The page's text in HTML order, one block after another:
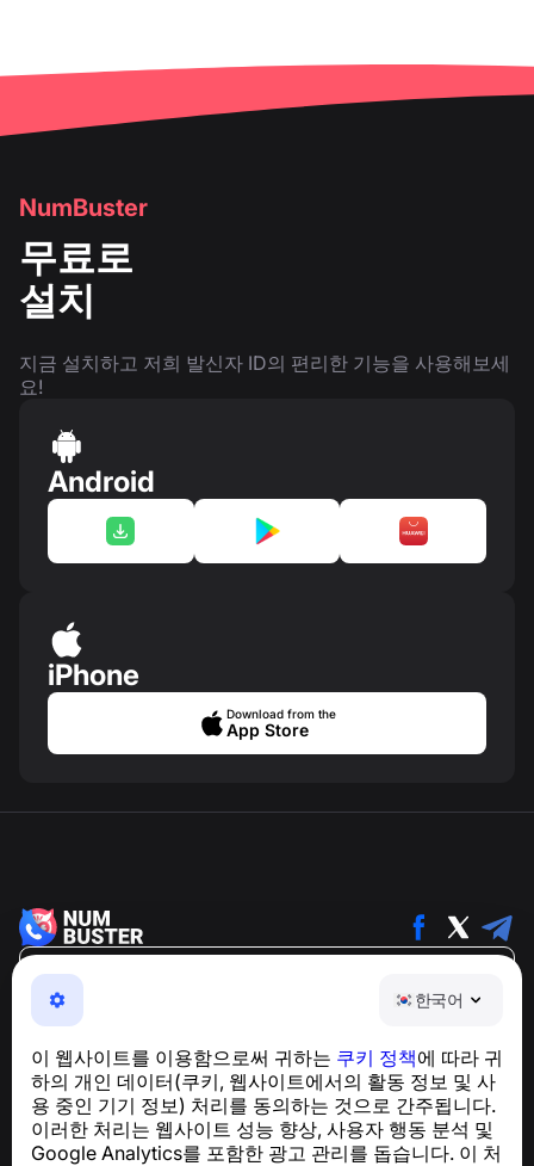
한국어
이 웹사이트를 이용함으로써 귀하는 쿠키 정책에 따라 귀
하의 개인 데이터(쿠키, 웹사이트에서의 활동 정보 및 사
용 중인 기기 정보) 처리를 동의하는 것으로 간주됩니다.
이러한 처리는 웹사이트 성능 향상, 사용자 행동 분석 및
Google Analytics를 포함한 광고 관리를 돕습니다. 이 처
NumBuster
무료로
설치
지금 설치하고 저희 발신자 ID의 편리한 기능을 사용해보세
요!
Android
iPhone
Download from the
App Store
NumBuster © 2013—2026 ·
support@numbuster.com
하는 간편한 앱
GDPR 준수 관련 문의:support@numbuster.com